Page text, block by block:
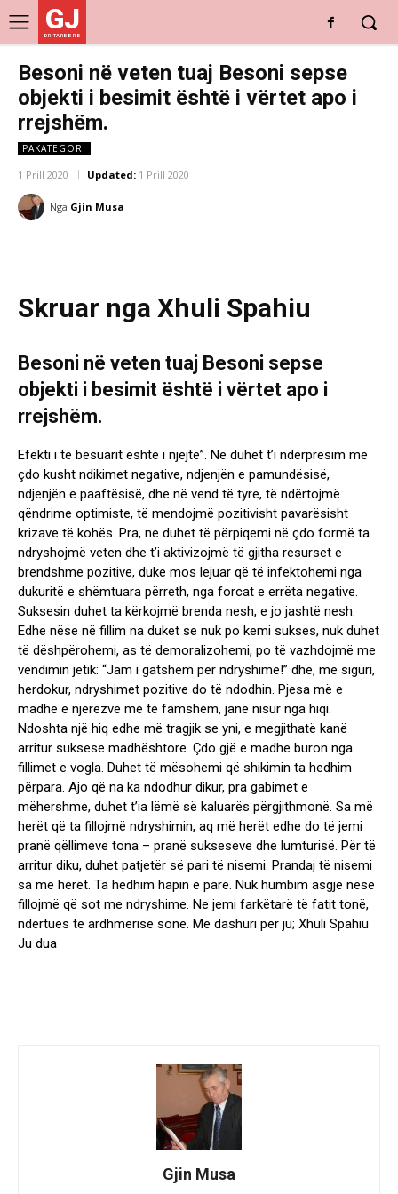
GJ
DRITARE E RE
Besoni në veten tuaj Besoni sepse
objekti i besimit është i vërtet apo i
rrejshëm.
PAKATEGORI
1 Prill 2020 Updated: 1 Prill 2020
Nga Gjin Musa
Skruar nga Xhuli Spahiu
Besoni në veten tuaj Besoni sepse
objekti i besimit është i vërtet apo i
rrejshëm.
Efekti i të besuarit është i njëjtë”. Ne duhet t’i ndërpresim me
çdo kusht ndikimet negative, ndjenjën e pamundësisë,
ndjenjën e paaftësisë, dhe në vend të tyre, të ndërtojmë
qëndrime optimiste, të mendojmë pozitivisht pavarësisht
krizave të kohës. Pra, ne duhet të përpiqemi në çdo formë ta
ndryshojmë veten dhe t’i aktivizojmë të gjitha resurset e
brendshme pozitive, duke mos lejuar që të infektohemi nga
dukuritë e shëmtuara përreth, nga forcat e errëta negative.
Suksesin duhet ta kërkojmë brenda nesh, e jo jashtë nesh.
Edhe nëse në fillim na duket se nuk po kemi sukses, nuk duhet
të dëshpërohemi, as të demoralizohemi, po të vazhdojmë me
vendimin jetik: “Jam i gatshëm për ndryshime!” dhe, me siguri,
herdokur, ndryshimet pozitive do të ndodhin. Pjesa më e
madhe e njerëzve më të famshëm, janë nisur nga hiqi.
Ndoshta një hiq edhe më tragjik se yni, e megjithatë kanë
arritur suksese madhështore. Çdo gjë e madhe buron nga
fillimet e vogla. Duhet të mësohemi që shikimin ta hedhim
përpara. Ajo që na ka ndodhur dikur, pra gabimet e
mëhershme, duhet t’ia lëmë së kaluarës përgjithmonë. Sa më
herët që ta fillojmë ndryshimin, aq më herët edhe do të jemi
pranë qëllimeve tona – pranë sukseseve dhe lumturisë. Për të
arritur diku, duhet patjetër së pari të nisemi. Prandaj të nisemi
sa më herët. Ta hedhim hapin e parë. Nuk humbim asgjë nëse
fillojmë që sot me ndryshime. Ne jemi farkëtarë të fatit tonë,
ndërtues të ardhmërisë sonë. Me dashuri për ju; Xhuli Spahiu
Ju dua
Gjin Musa